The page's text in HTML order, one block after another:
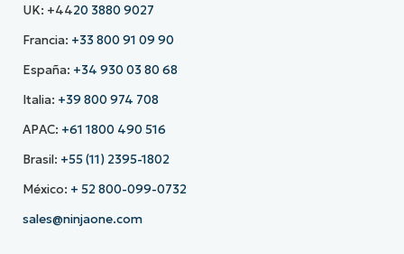
UK: +4420 3880 9027
Francia: +33 800 91 09 90
España: +34 930 03 80 68
Italia: +39 800 974 708
APAC: +61 1800 490 516
Brasil: +55 (11) 2395-1802
México: + 52 800-099-0732
sales@ninjaone.com